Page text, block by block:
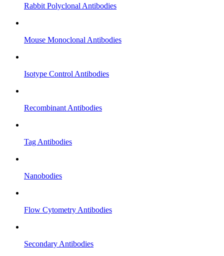
Rabbit Polyclonal Antibodies
Mouse Monoclonal Antibodies
Isotype Control Antibodies
Recombinant Antibodies
Tag Antibodies
Nanobodies
Flow Cytometry Antibodies
Secondary Antibodies